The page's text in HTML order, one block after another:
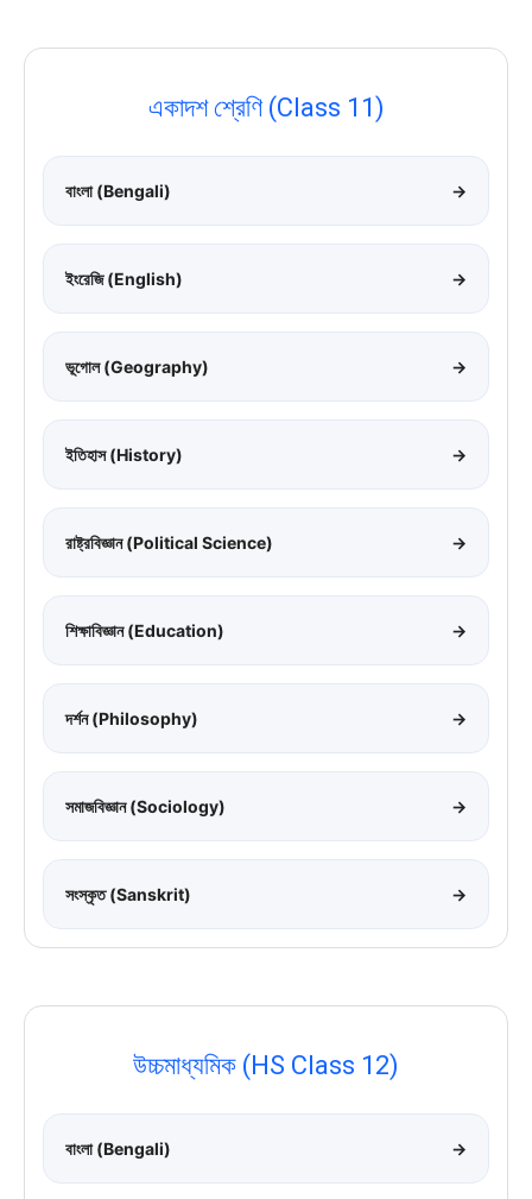
একাদশ শ্রেণি (Class 11)
বাংলা (Bengali) →
ইংরেজি (English) →
ভূগোল (Geography) →
ইতিহাস (History) →
রাষ্ট্রবিজ্ঞান (Political Science) →
শিক্ষাবিজ্ঞান (Education) →
দর্শন (Philosophy) →
সমাজবিজ্ঞান (Sociology) →
সংস্কৃত (Sanskrit) →
উচ্চমাধ্যমিক (HS Class 12)
বাংলা (Bengali) →